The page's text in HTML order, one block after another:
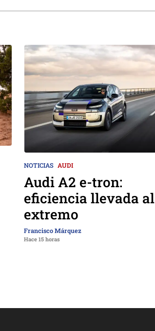
NOTICIAS AUDI
Audi A2 e-tron:
eficiencia llevada al
extremo
Francisco Márquez
Hace 15 horas